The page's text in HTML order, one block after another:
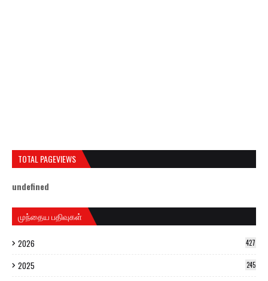
TOTAL PAGEVIEWS
undefned
முந்தைய பதிவுகள்
2026 427
2025 245